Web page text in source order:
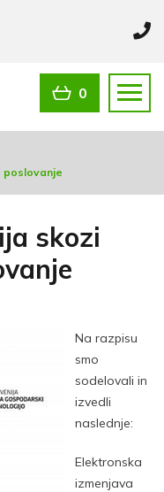
0
skozi
Na razpisu
smo
sodelovali in
izvedli
naslednje:
Elektronska
izmenjava